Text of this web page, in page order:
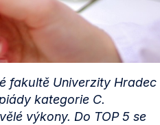
fakultě Univerzity Hradec
kategorie C.
výkony. Do TOP 5 se